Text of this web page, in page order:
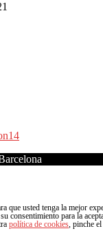
14
que usted tenga la mejor
consentimiento para la
política de cookies, pinche